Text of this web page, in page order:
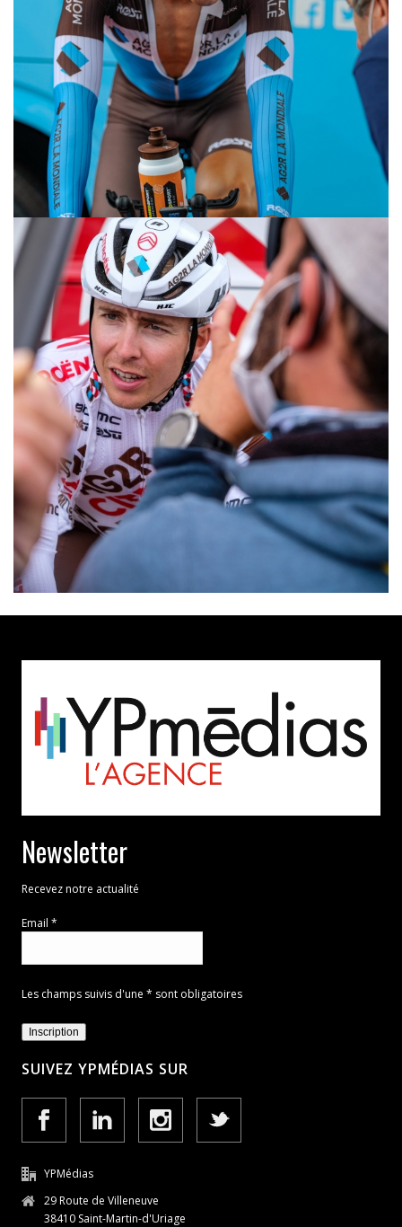
Newsletter
Recevez notre actualité
Email *
Les champs suivis d'une * sont obligatoires
SUIVEZ YPMÉDIAS SUR
YPMédias
29 Route de Villeneuve
38410 Saint-Martin-d'Uriage